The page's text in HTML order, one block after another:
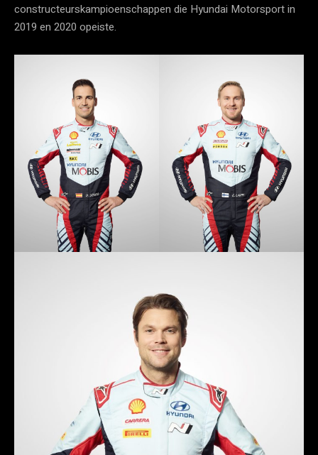
constructeurskampioenschappen die Hyundai Motorsport in
2019 en 2020 opeiste.